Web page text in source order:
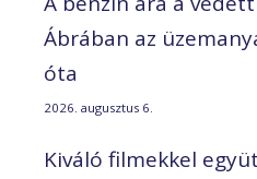
Ábrában az
óta
2026. augusztus 6.
Kiváló filmekkel